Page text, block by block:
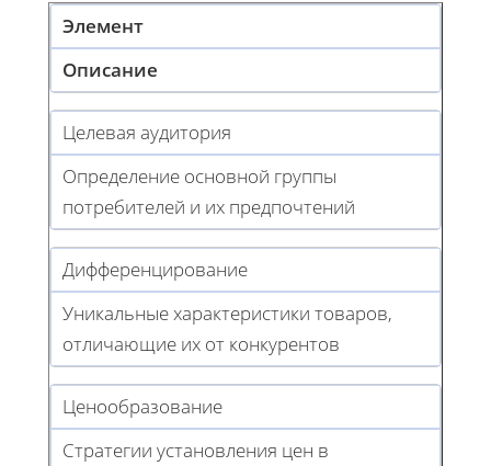
Элемент
Описание
Целевая аудитория
Определение основной группы
потребителей и их предпочтений
Дифференцирование
Уникальные характеристики товаров,
отличающие их от конкурентов
Ценообразование
Стратегии установления цен в